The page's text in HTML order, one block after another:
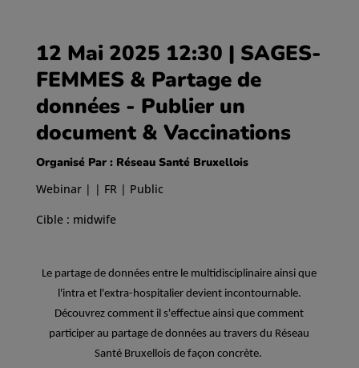
12 Mai 2025 12:30 | SAGES-
FEMMES & Partage de
données - Publier un
document & Vaccinations
Organisé Par : Réseau Santé Bruxellois
Webinar | | FR | Public
Cible : midwife
Le partage de données entre le multidisciplinaire ainsi que
l'intra et l'extra-hospitalier devient incontournable.
Découvrez comment il s'effectue ainsi que comment
participer au partage de données au travers du Réseau
Santé Bruxellois de façon concrète.